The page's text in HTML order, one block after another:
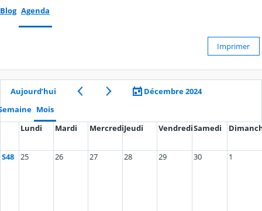
Blog Agenda
Imprimer
Aujourd’hui
Décembre 2024
Mois
Lundi
Mardi MercrediJeudi VendrediSamedi
S48 25 26 27 28 29 30 1